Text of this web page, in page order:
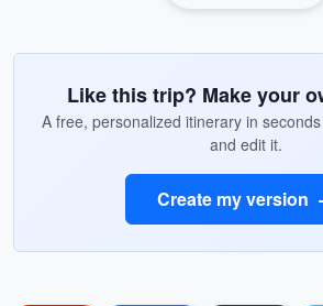
Like this trip? Make your
A free, personalized itinerary in
and edit it.
Create my version